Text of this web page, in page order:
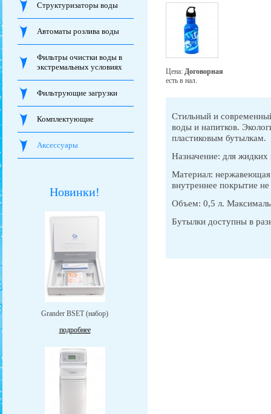
Структуризаторы воды
Автоматы розлива воды
Фильтры очистки воды в
экстремальных условиях
Фильтрующие загрузки
Комплектующие
Аксессуары
Новинки!
Grander BSET (набор)
подробнее
Цена: Договорная
есть в нал.
Стильный и
воды и напитков.
пластиковым бутылкам.
Назначение: для
Материал: нержавеющая
внутреннее покрытие не
Объем: 0,5 л.
Бутылки доступны в